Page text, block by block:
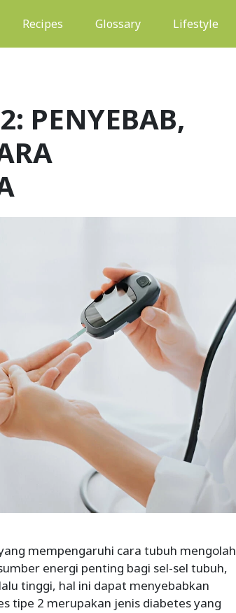
Recipes (current)Glossary Lifestyle
PENYEBAB,
mempengaruhi cara tubuh mengolah
energi penting bagi sel-sel tubuh,
tinggi, hal ini dapat menyebabkan
tipe 2 merupakan jenis diabetes yang